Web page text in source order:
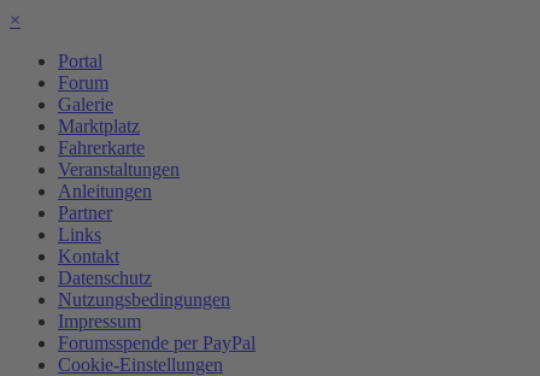
×
Portal
Forum
Galerie
Marktplatz
Fahrerkarte
Veranstaltungen
Anleitungen
Partner
Links
Kontakt
Datenschutz
Nutzungsbedingungen
Impressum
Forumsspende per PayPal
Cookie-Einstellungen